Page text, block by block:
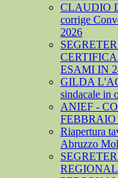
CLAUDIO
corrige
2026
ESAMI IN
GILDA
sindacale in
ANIEF -
FEBBRAIO
Riapertura
Abruzzo